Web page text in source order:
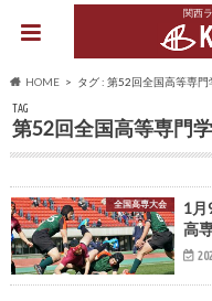
関西
HOME タグ : 第52回全国高等専門
TAG
第52回全国高等専門
全国高専大会
1月
高